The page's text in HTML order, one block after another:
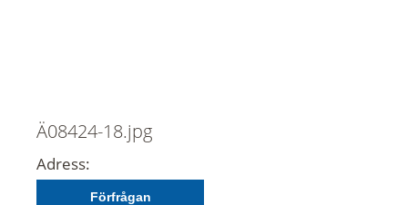
Ä08424-18.jpg
Adress:
Förfrågan